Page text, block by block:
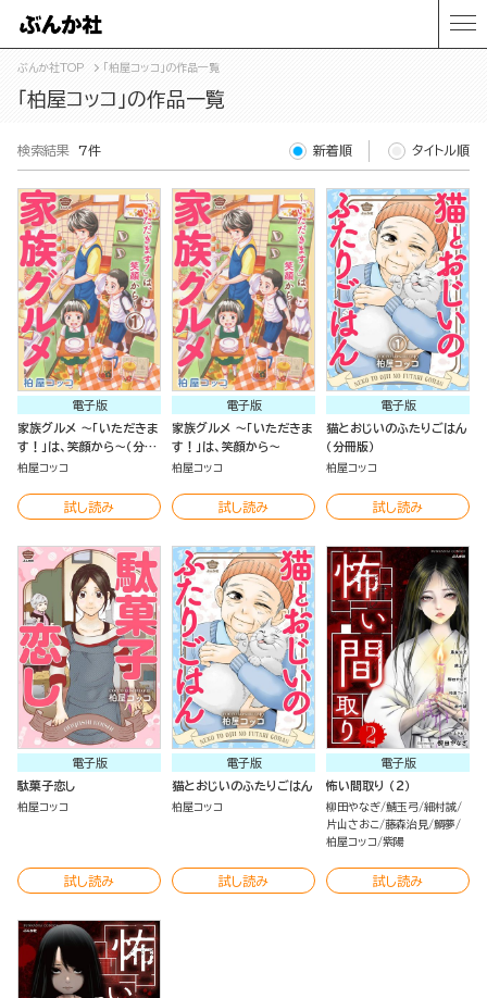
ぶんか社TOP 「柏屋コッコ」の作品一覧
「柏屋コッコ」の作品一覧
検索結果 7件 新着順 タイトル順
電子版
家族グルメ ～「いただきま
す！」は、笑顔から～（分冊
版）
柏屋コッコ
試し読み
電子版
家族グルメ ～「いただきま
す！」は、笑顔から～
柏屋コッコ
試し読み
電子版
猫とおじいのふたりごはん
（分冊版）
柏屋コッコ
試し読み
電子版
駄菓子恋し
柏屋コッコ
試し読み
電子版
猫とおじいのふたりごはん
柏屋コッコ
試し読み
電子版
怖い間取り （2）
柳田やなぎ 鯖玉弓 細村誠
片山さおこ 藤森治見 鯛夢
柏屋コッコ 紫陽
試し読み